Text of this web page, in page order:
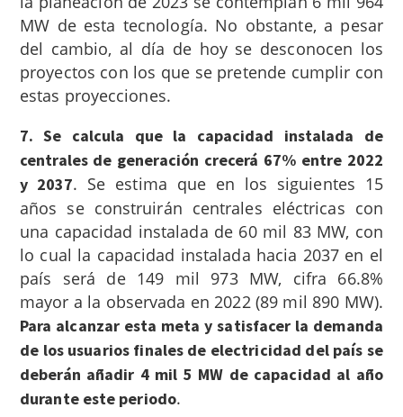
MW de esta tecnología. No obstante, a pesar
del cambio, al día de hoy se desconocen los
proyectos con los que se pretende cumplir con
estas proyecciones.
7. Se calcula que la capacidad instalada de
centrales de generación crecerá 67% entre 2022
y 2037. Se estima que en los siguientes 15
años se construirán centrales eléctricas con
una capacidad instalada de 60 mil 83 MW, con
lo cual la capacidad instalada hacia 2037 en el
país será de 149 mil 973 MW, cifra 66.8%
mayor a la observada en 2022 (89 mil 890 MW).
Para alcanzar esta meta y satisfacer la demanda
de los usuarios finales de electricidad del país se
deberán añadir 4 mil 5 MW de capacidad al año
durante este periodo.